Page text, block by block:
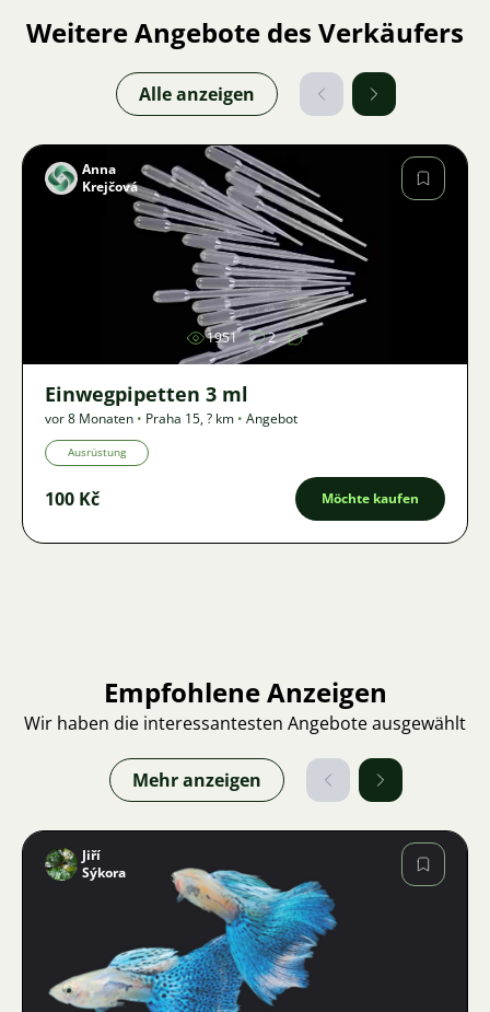
Weitere Angebote des Verkäufers
Alle anzeigen
Bild
Anna
Krejčová
1951 2
Einwegpipetten 3 ml
vor 8 Monaten • Praha 15,? km • Angebot
Ausrüstung
100 Kč Möchte kaufen
Empfohlene Anzeigen
Wir haben die interessantesten Angebote ausgewählt
Mehr anzeigen
Bild
Jiří
Sýkora